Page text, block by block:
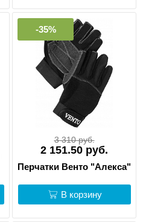
-35%
3 310 руб.
2 151.50 руб.
Перчатки Венто "Алекса"
В корзину